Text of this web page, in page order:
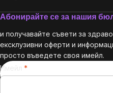
Абонирайте се за нашия
и получавайте съвети за
ексклузивни оферти и
просто въведете своя имейл.
Имейл